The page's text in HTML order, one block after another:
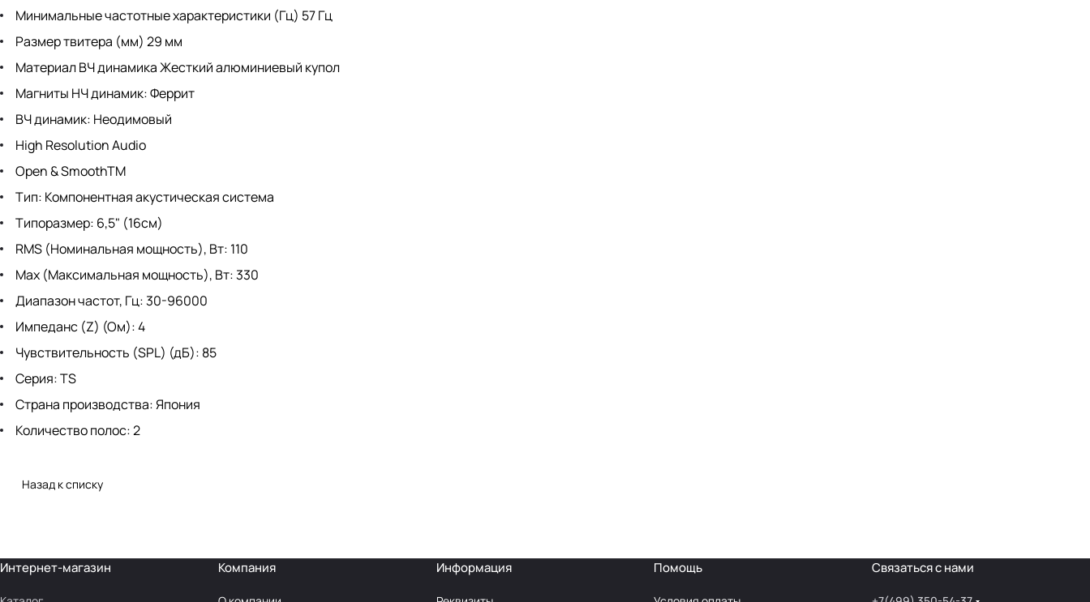
Минимальные частотные характеристики (Гц) 57 Гц
Размер твитера (мм) 29 мм
Материал ВЧ динамика Жесткий алюминиевый купол
Магниты НЧ динамик: Феррит
ВЧ динамик: Неодимовый
High Resolution Audio
Open & SmoothTM
Тип: Компонентная акустическая система
Типоразмер: 6,5" (16см)
RMS (Номинальная мощность), Вт: 110
Max (Максимальная мощность), Вт: 330
Диапазон частот, Гц: 30-96000
Импеданс (Z) (Ом): 4
Чувствительность (SPL) (дБ): 85
Серия: TS
Страна производства: Япония
Количество полос: 2
Назад к списку
Интернет-магазин Компания Информация Помощь Связаться с нами